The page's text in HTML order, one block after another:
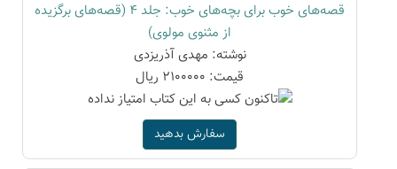
قصه‌های خوب برای بچه‌های خوب: جلد 4 (قصه‌های برگزیده
از مثنوی مولوی)
نوشته: مهدی آذریزدی
قیمت: 2100000 ریال
سفارش بدهید